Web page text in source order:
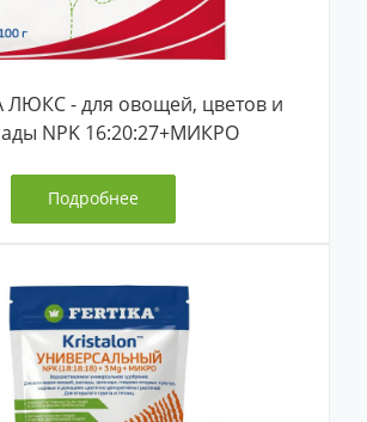
- для овощей, цветов и
NPK 16:20:27+МИКРО
Подробнее